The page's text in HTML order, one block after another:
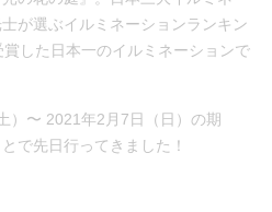
が選ぶイルミネーションランキン
した日本一のイルミネーションで
）〜 2021年2月7日（日）の期
で先日行ってきました！